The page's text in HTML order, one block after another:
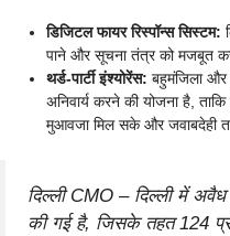
डिजिटल फायर रिस्पॉन्स सिस्टम:
पाने और सूचना तंत्र को मजबूत
थर्ड-पार्टी इंश्योरेंस: बहुमंजिला और
अनिवार्य करने की योजना है,
मुआवजा मिल सके और जवाबदेही
दिल्ली CMO – दिल्ली में अवैध
की गई है, जिसके तहत 124